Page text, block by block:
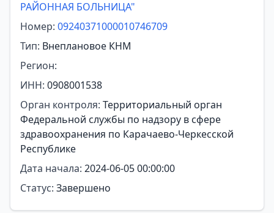
РАЙОННАЯ БОЛЬНИЦА"
Номер: 09240371000010746709
Тип: Внеплановое КНМ
Регион:
ИНН: 0908001538
Орган контроля: Территориальный орган
Федеральной службы по надзору в сфере
здравоохранения по Карачаево-Черкесской
Республике
Дата начала: 2024-06-05 00:00:00
Статус: Завершено